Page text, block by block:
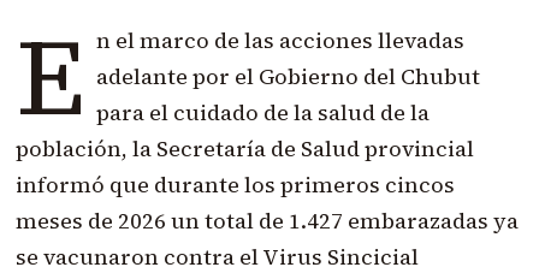
E n el marco de las acciones llevadas
adelante por el Gobierno del Chubut
para el cuidado de la salud de la
población, la Secretaría de Salud provincial
informó que durante los primeros cincos
meses de 2026 un total de 1.427 embarazadas ya
se vacunaron contra el Virus Sincicial